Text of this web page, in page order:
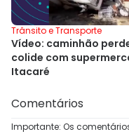
Trânsito e Transporte
Vídeo: caminhão
colide com
Itacaré
Comentários
Importante: Os